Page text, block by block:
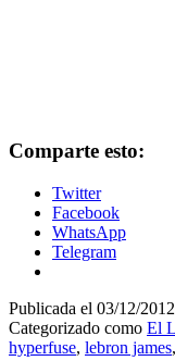
Comparte esto:
Twitter
Facebook
WhatsApp
Telegram
Publicada el 03/12/2012
Categorizado como El
hyperfuse, lebron james,